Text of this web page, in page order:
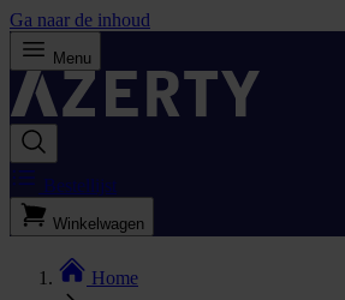
Ga naar de inhoud
Menu
Bestellijst
Winkelwagen
Home